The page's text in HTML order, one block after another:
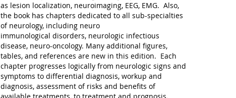
as lesion localization, neuroimaging, EEG, EMG. Also,
the book has chapters dedicated to all sub-specialties
of neurology, including neuro
immunological disorders, neurologic infectious
disease, neuro-oncology. Many additional figures,
tables, and references are new in this edition. Each
chapter progresses logically from neurologic signs and
symptoms to differential diagnosis, workup and
diagnosis, assessment of risks and benefits of